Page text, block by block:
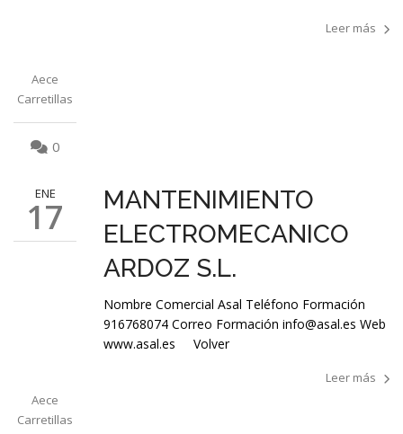
Aece
Carretillas
0
Leer más
ENE
17
Aece
Carretillas
MANTENIMIENTO
ELECTROMECANICO
ARDOZ S.L.
Nombre Comercial Asal Teléfono Formación
916768074 Correo Formación info@asal.es Web
www.asal.es Volver
Leer más